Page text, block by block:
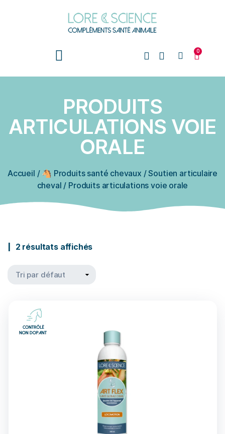
0
PRODUITS
ARTICULATIONS VOIE
ORALE
Accueil / 🐴 Produits santé chevaux /Soutien articulaire
cheval / Produits articulations voie orale
2 résultats affichés